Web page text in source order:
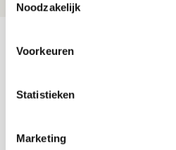
Noodzakelijk
Voorkeuren
Statistieken
Marketing
AGENDA
Selectiedag